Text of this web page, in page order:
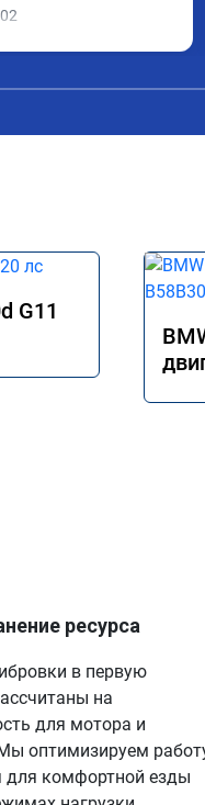
G11
ресурса
в первую
на
для мотора и
оптимизируем
для комфортной езды